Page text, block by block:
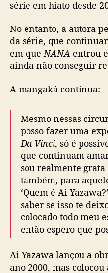
série em hiato desde
No entanto, a autora
da série, que
em queNANA entrou
ainda não conseguir
A mangaká continua:
Mesmo nessas
posso fazer uma
Da Vinci, só é
que continuam
sou realmente grata
também, para
‘Quem é Ai
saber se isso te
colocado todo meu
então espero que
Ai Yazawa lançou a
ano 2000, mas